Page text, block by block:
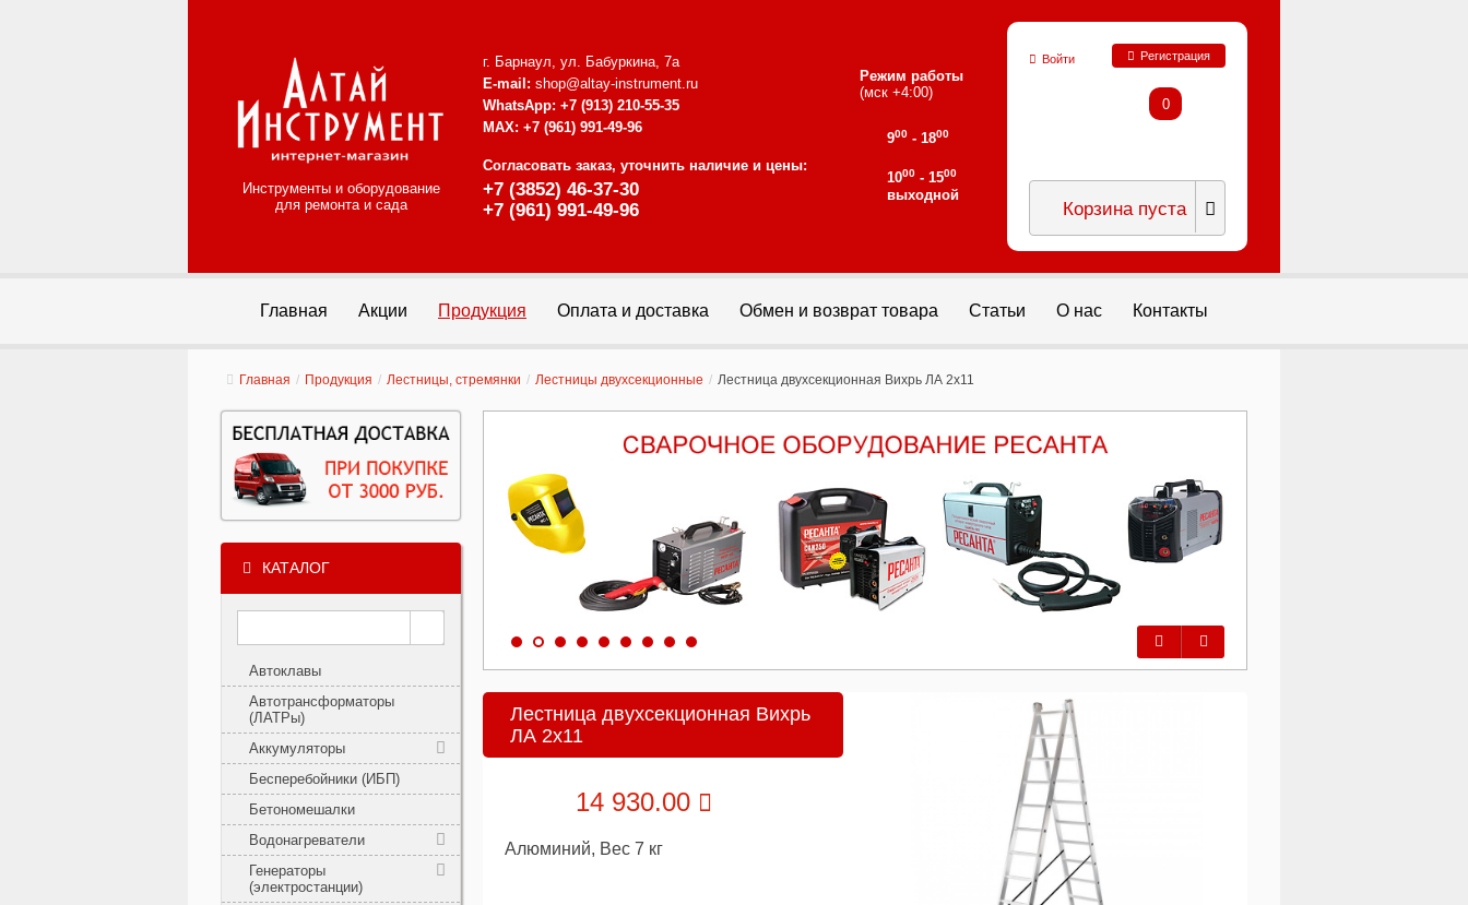
Инструменты и оборудование
для ремонта и сада
г. Барнаул, ул. Бабуркина, 7а
E-mail: shop@altay-instrument.ru
WhatsApp: +7 (913) 210-55-35
MAX: +7 (961) 991-49-96
Согласовать заказ, уточнить наличие и цены:
+7 (3852) 46-37-30
+7 (961) 991-49-96
Режим работы
(мск +4:00)
900 - 1800
1000 - 1500
выходной
Войти Регистрация
0
Корзина пуста
Главная Акции Продукция Оплата и доставка Обмен и возврат товара Статьи О нас Контакты
Главная / Продукция / Лестницы, стремянки / Лестницы двухсекционные / Лестница двухсекционная Вихрь ЛА 2х11
КАТАЛОГ
Автоклавы
Автотрансформаторы
(ЛАТРы)
Аккумуляторы
Бесперебойники (ИБП)
Бетономешалки
Водонагреватели
Генераторы
(электростанции)
Предыдущий
Следующий
Лестница двухсекционная Вихрь
ЛА 2х11
14 930.00
Алюминий, Вес 7 кг